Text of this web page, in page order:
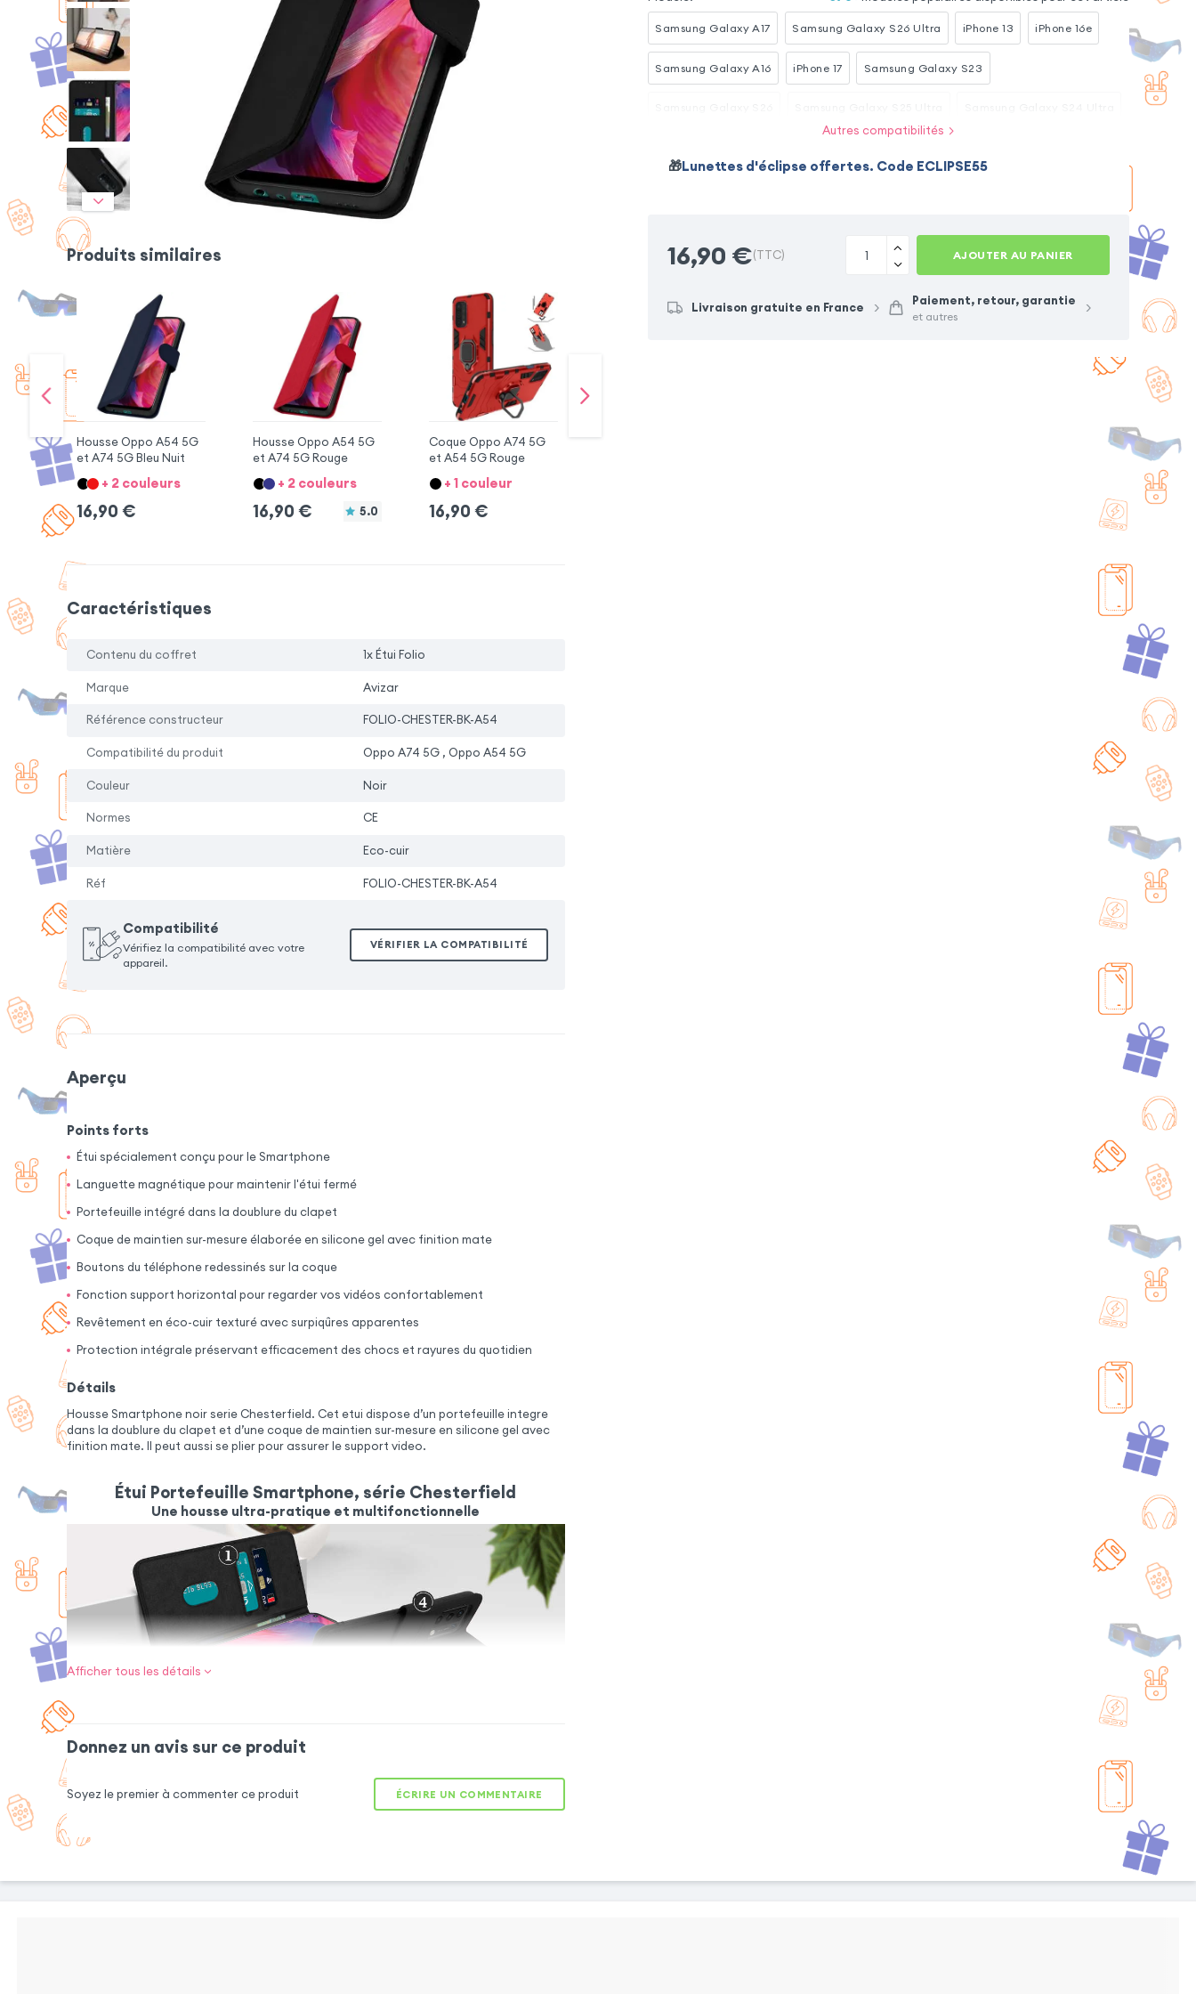
Produits similaires
Housse Oppo A54 5G
et A74 5G Bleu Nuit
+ 2 couleurs
16,90 €
Housse Oppo A54 5G
et A74 5G Rouge
+ 2 couleurs
16,90 € 5.0
Coque Oppo A74 5G
et A54 5G Rouge
+ 1 couleur
16,90 €
Caractéristiques
Contenu du coffret 1x Étui Folio
Marque Avizar
Référence constructeur FOLIO-CHESTER-BK-A54
Compatibilité du produit Oppo A74 5G , Oppo A54 5G
Couleur Noir
Normes CE
Matière Eco-cuir
Réf FOLIO-CHESTER-BK-A54
Compatibilité
Vérifiez la compatibilité avec votre
appareil.
VÉRIFIER LA COMPATIBILITÉ
Aperçu
Points forts
Étui spécialement conçu pour le Smartphone
Languette magnétique pour maintenir l'étui fermé
Portefeuille intégré dans la doublure du clapet
Coque de maintien sur-mesure élaborée en silicone gel avec finition mate
Boutons du téléphone redessinés sur la coque
Fonction support horizontal pour regarder vos vidéos confortablement
Revêtement en éco-cuir texturé avec surpiqûres apparentes
Protection intégrale préservant efficacement des chocs et rayures du quotidien
Détails
Housse Smartphone noir serie Chesterfield. Cet etui dispose d’un portefeuille integre
dans la doublure du clapet et d’une coque de maintien sur-mesure en silicone gel avec
finition mate. Il peut aussi se plier pour assurer le support video.
Étui Portefeuille Smartphone, série Chesterfield
Une housse ultra-pratique et multifonctionnelle
une texture mate pour protéger le mobile
Afficher tous les détails
Donnez un avis sur ce produit
Soyez le premier à commenter ce produit ÉCRIRE UN COMMENTAIRE
Samsung Galaxy A17 Samsung Galaxy S26 Ultra iPhone 13 iPhone 16e
Samsung Galaxy A16 iPhone 17 Samsung Galaxy S23
Autres compatibilités
🎁Lunettes d'éclipse offertes. Code ECLIPSE55
16,90 €(TTC) AJOUTER AU PANIER
Livraison gratuite en France Paiement, retour, garantie
et autres